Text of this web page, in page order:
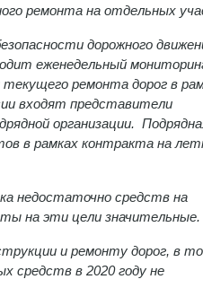
ремонта на отдельных
дорожного
еженедельный
ремонта дорог в
входят представители
организации.
в рамках контракта на
недостаточно средств на
на эти цели значительные.
и ремонту дорог, в
средств в 2020 году не